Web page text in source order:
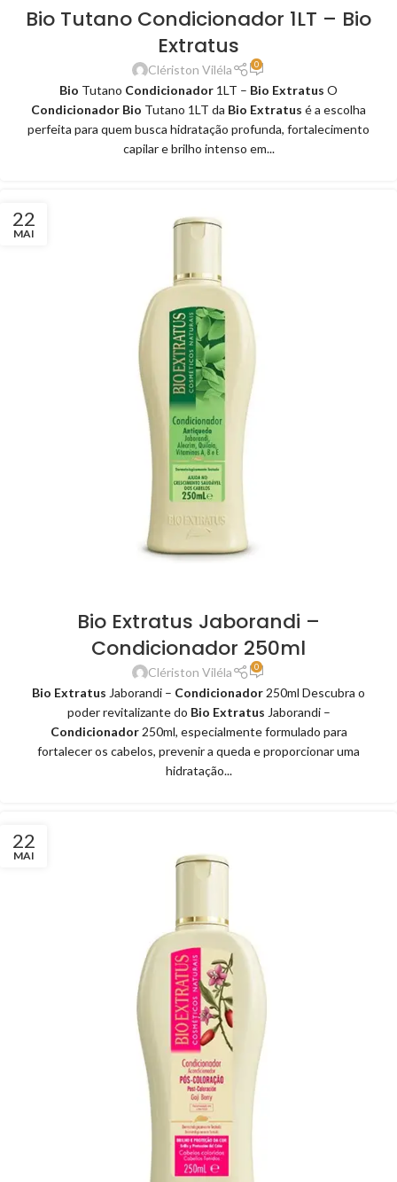
Bio Tutano Condicionador 1LT – Bio
Extratus
Clériston Viléla 0
Bio Tutano Condicionador 1LT – Bio Extratus O
Condicionador Bio Tutano 1LT da Bio Extratus é a escolha
perfeita para quem busca hidratação profunda, fortalecimento
capilar e brilho intenso em...
22
MAI
Bio Extratus Jaborandi –
Condicionador 250ml
Clériston Viléla 0
Bio Extratus Jaborandi – Condicionador 250ml Descubra o
poder revitalizante do Bio Extratus Jaborandi –
Condicionador250ml, especialmente formulado para
fortalecer os cabelos, prevenir a queda e proporcionar uma
hidratação...
22
MAI